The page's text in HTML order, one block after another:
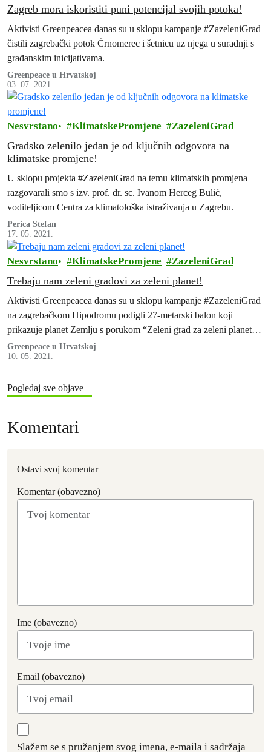
Zagreb mora iskoristiti puni potencijal svojih potoka!
Aktivisti Greenpeacea danas su u sklopu kampanje #ZazeleniGrad
čistili zagrebački potok Črnomerec i šetnicu uz njega u suradnji s
građanskim inicijativama.
Greenpeace u Hrvatskoj
03. 07. 2021.
Nesvrstano KlimatskePromjene ZazeleniGrad
Gradsko zelenilo jedan je od ključnih odgovora na
klimatske promjene!
U sklopu projekta #ZazeleniGrad na temu klimatskih promjena
razgovarali smo s izv. prof. dr. sc. Ivanom Herceg Bulić,
voditeljicom Centra za klimatološka istraživanja u Zagrebu.
Perica Štefan
17. 05. 2021.
Nesvrstano KlimatskePromjene ZazeleniGrad
Trebaju nam zeleni gradovi za zeleni planet!
Aktivisti Greenpeacea danas su u sklopu kampanje #ZazeleniGrad
na zagrebačkom Hipodromu podigli 27-metarski balon koji
prikazuje planet Zemlju s porukom “Zeleni grad za zeleni planet”.
Time žele naglasiti važnost zelenila u gradovima u borbi protiv
klimatskih promjena. Ovom prilikom predstavljeni su i odgovori
za zeleniji Zagreb.
Greenpeace u Hrvatskoj
10. 05. 2021.
Pogledaj sve objave
Komentari
Ostavi svoj komentar
Komentar (obavezno)
Ime (obavezno)
Email (obavezno)
Slažem se s pružanjem svog imena, e-maila i sadržaja